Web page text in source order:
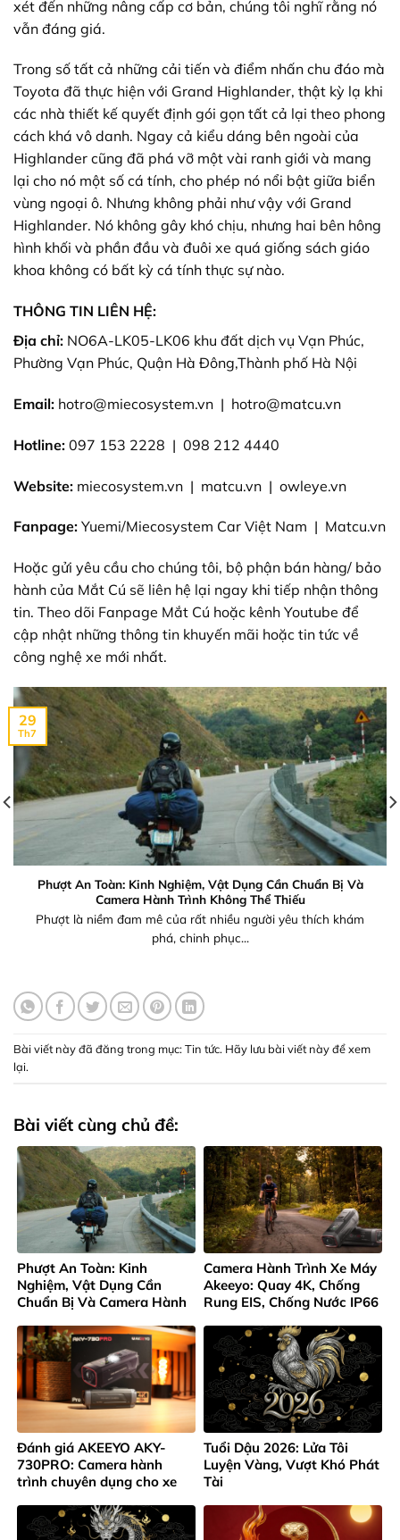
xét đến những nâng cấp cơ bản, chúng tôi nghĩ rằng nó
vẫn đáng giá.
Trong số tất cả những cải tiến và điểm nhấn chu đáo mà
Toyota đã thực hiện với Grand Highlander, thật kỳ lạ khi
các nhà thiết kế quyết định gói gọn tất cả lại theo phong
cách khá vô danh. Ngay cả kiểu dáng bên ngoài của
Highlander cũng đã phá vỡ một vài ranh giới và mang
lại cho nó một số cá tính, cho phép nó nổi bật giữa biển
vùng ngoại ô. Nhưng không phải như vậy với Grand
Highlander. Nó không gây khó chịu, nhưng hai bên hông
hình khối và phần đầu và đuôi xe quá giống sách giáo
khoa không có bất kỳ cá tính thực sự nào.
THÔNG TIN LIÊN HỆ:
Địa chỉ: NO6A-LK05-LK06 khu đất dịch vụ Vạn Phúc,
Phường Vạn Phúc, Quận Hà Đông,Thành phố Hà Nội
Email: hotro@miecosystem.vn | hotro@matcu.vn
Hotline: 097 153 2228 | 098 212 4440
Website: miecosystem.vn | matcu.vn | owleye.vn
Fanpage: Yuemi/Miecosystem Car Việt Nam | Matcu.vn
Hoặc gửi yêu cầu cho chúng tôi, bộ phận bán hàng/ bảo
hành của Mắt Cú sẽ liên hệ lại ngay khi tiếp nhận thông
tin. Theo dõi Fanpage Mắt Cú hoặc kênh Youtube để
cập nhật những thông tin khuyến mãi hoặc tin tức về
công nghệ xe mới nhất.
Phượt An Toàn: Kinh Nghiệm, Vật Dụng Cần Chuẩn Bị Và
Camera Hành Trình Không Thể Thiếu
Phượt là niềm đam mê của rất nhiều người yêu thích khám
phá, chinh phục...
29
Th7
Bài viết này đã đăng trong mục:Tin tức. Hãy lưu bài viết này để xem
lại.
Bài viết cùng chủ đề:
Phượt An Toàn: Kinh
Nghiệm, Vật Dụng Cần
Chuẩn Bị Và Camera Hành
Camera Hành Trình Xe Máy
Akeeyo: Quay 4K, Chống
Rung EIS, Chống Nước IP66
Đánh giá AKEEYO AKY-
730PRO: Camera hành
trình chuyên dụng cho xe
Tuổi Dậu 2026: Lửa Tôi
Luyện Vàng, Vượt Khó Phát
Tài